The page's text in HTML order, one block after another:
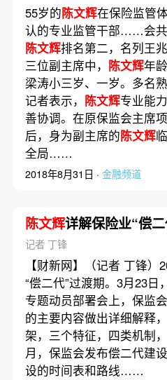
55岁的陈文辉在保险监管
认的专业监管干部……会共
陈文辉排名第二，名列王
三位副主席中， 陈文辉年
梁涛小三岁、一岁。多名
记者表示， 陈文辉专业能
善协调。在原保监会主席
后，身为副主席的陈文辉
全局……
2018年8月31日 · 金融频道
陈文辉详解保险业“偿
记者 丁锋
【财新网】（记者 丁锋
“偿二代”过渡期。3月23
专题动员部署会上，保监
的主要内容做出详细解释
架，三个特征，四类机制
月，保监会发布偿二代建
设的时间表和路线……